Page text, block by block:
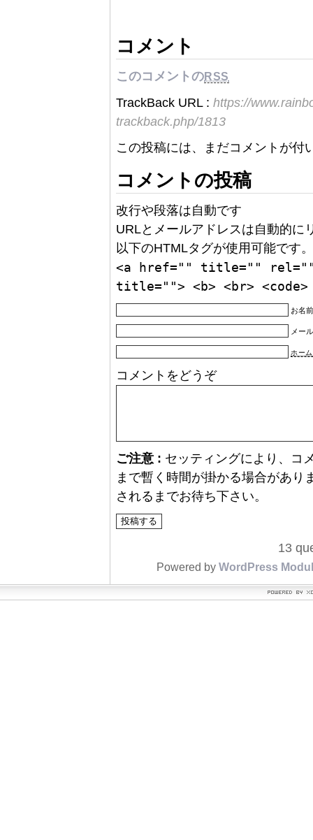
コメント
このコメントのRSS
TrackBack URL : https://
trackback.php/1813
この投稿には、まだコメントが付
コメントの投稿
改行や段落は自動です
URLとメールアドレスは自動的に
以下のHTMLタグが使用可能です。
<a href="" title=""
title=""> <b> <br>
お名
メー
ホー
コメントをどうぞ
ご注意 : セッティングにより、コ
まで暫く時間が掛かる場合があり
されるまでお待ち下さい。
13
Powered by WordPress